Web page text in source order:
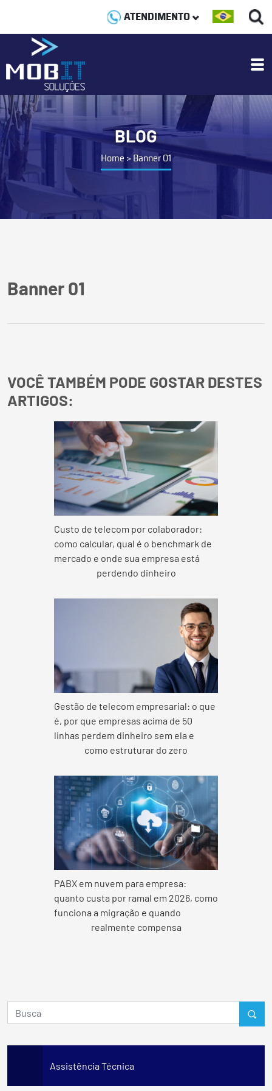
ATENDIMENTO
BLOG
Home >Banner 01
Banner 01
VOCÊ TAMBÉM PODE GOSTAR DESTES
ARTIGOS:
Custo de telecom por colaborador:
como calcular, qual é o benchmark de
mercado e onde sua empresa está
perdendo dinheiro
Gestão de telecom empresarial: o que
é, por que empresas acima de 50
linhas perdem dinheiro sem ela e
como estruturar do zero
PABX em nuvem para empresa:
quanto custa por ramal em 2026, como
funciona a migração e quando
realmente compensa
Assistência Técnica